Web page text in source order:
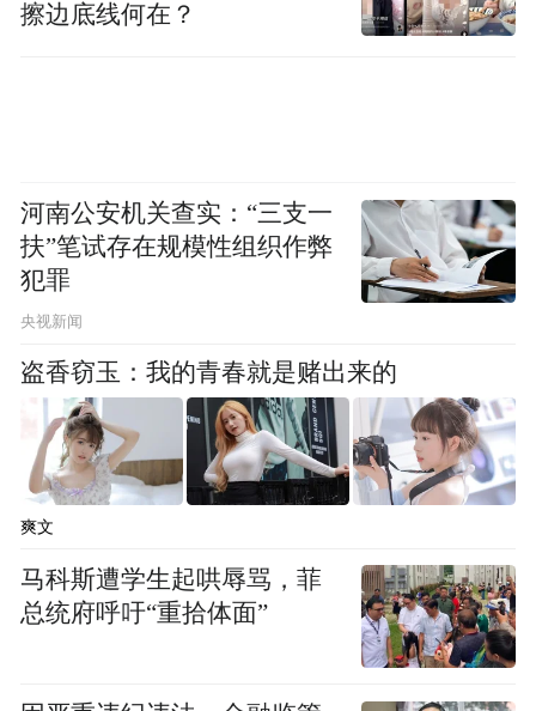
同时，户外还设有林间咖啡吧和下午茶区
域，游客可以在这里品尝美味的咖啡和精致
的茶点，享受悠闲的午后时光。此外，民宿
还提供24小时管家贴心服务，基本上是有求
必应，从入住接待到特色餐饮，都能让游客
拥有舒适的体验。“我们民宿位于稽灵山的半
山腰，周围是百亩森林，空气非常新鲜。这
里是由一个书画院改造而成，相对来说文化
气息会非常得浓郁。并且在五一期间我们还
会提供森林音乐会、森林咖啡等活动，为广
擦边底线何在？
河南公安机关查实：“三支一
扶”笔试存在规模性组织作弊
犯罪
央视新闻
盗香窃玉：我的青春就是赌出来的
爽文
马科斯遭学生起哄辱骂，菲
总统府呼吁“重拾体面”